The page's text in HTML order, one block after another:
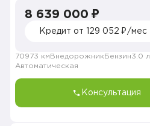
8 639 000 ₽
Кредит от 129 052 ₽/мес
70973 км Внедорожник Бензин3.0 л.
Автоматическая
Консультация